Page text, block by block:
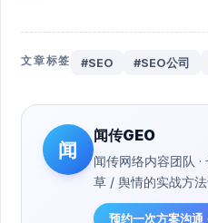
文章标签 #SEO #SEO公司
闻
闻传GEO
闻传网络内容团队
草 / 舆情的实战方法
预约一次方案沟